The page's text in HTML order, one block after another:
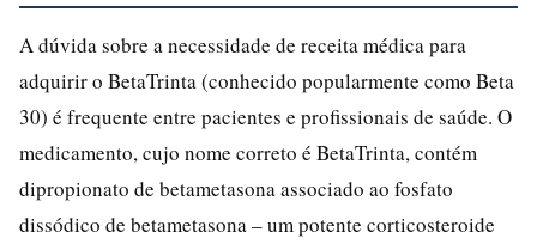
A dúvida sobre a necessidade de receita médica para
adquirir o BetaTrinta (conhecido popularmente como Beta
30) é frequente entre pacientes e profissionais de saúde. O
medicamento, cujo nome correto é BetaTrinta, contém
dipropionato de betametasona associado ao fosfato
dissódico de betametasona – um potente corticosteroide